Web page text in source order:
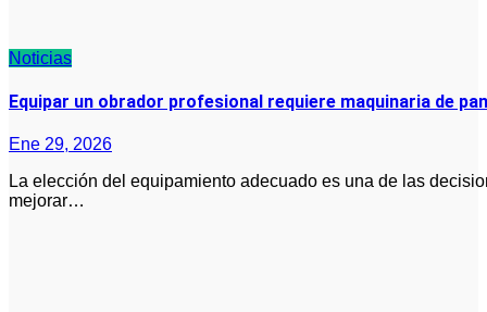
Noticias
Equipar un obrador profesional requiere maquinaria de
Ene 29, 2026
La elección del equipamiento adecuado es una de las decisiones más relevantes para quien decide abrir o
mejorar…